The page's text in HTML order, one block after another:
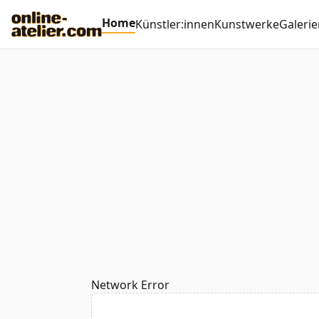
HomeKünstler:innenKunstwerke
Network Error